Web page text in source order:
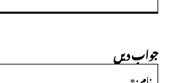
جواب دیں